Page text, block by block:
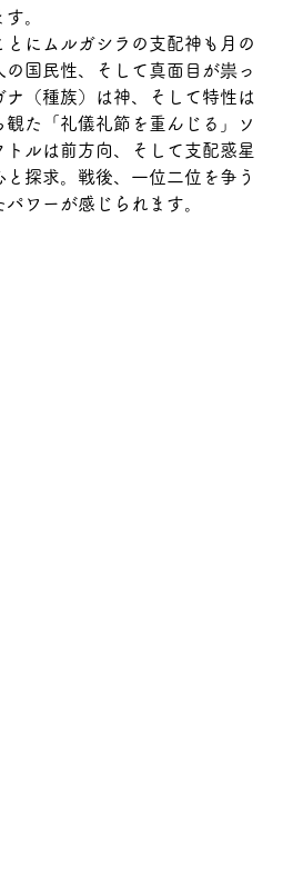
。
にムルガシラの支配神も月の
国民性、そして真面目が祟っ
（種族）は神、そして特性は
た「礼儀礼節を重んじる」ソ
ルは前方向、そして支配惑星
探求。戦後、一位二位を争う
ワーが感じられます。